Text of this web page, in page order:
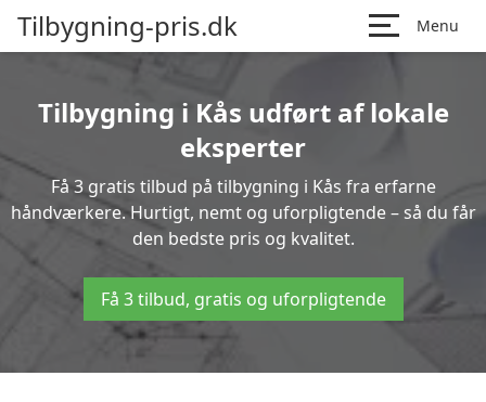
Tilbygning-pris.dk Menu
Tilbygning i Kås udført af lokale
eksperter
Få 3 gratis tilbud på tilbygning i Kås fra erfarne
håndværkere. Hurtigt, nemt og uforpligtende – så du får
den bedste pris og kvalitet.
Få 3 tilbud, gratis og uforpligtende